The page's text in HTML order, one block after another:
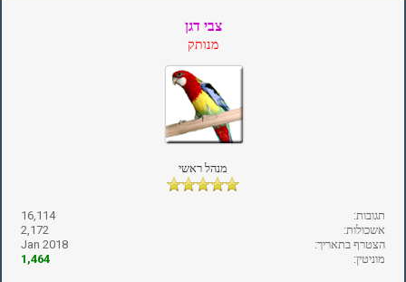
צבי דגן
מנותק
מנהל ראשי
תגובות:
16,114
אשכולות:
2,172
הצטרף בתאריך:
Jan 2018
מוניטין:
1,464